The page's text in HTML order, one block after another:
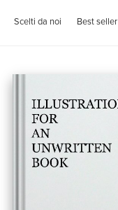
Scelti da noi Best seller